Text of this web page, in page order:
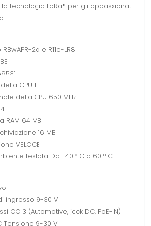
tecnologia LoRa® per gli appassionati
2a e R11e-LR8
CPU 1
della CPU 650 MHz
RAM 64 MB
16 MB
VELOCE
testata Da -40 ° C a 60 ° C
ingresso 9-30 V
CC 3 (Automotive, jack DC, PoE-IN)
Tensione 9-30 V